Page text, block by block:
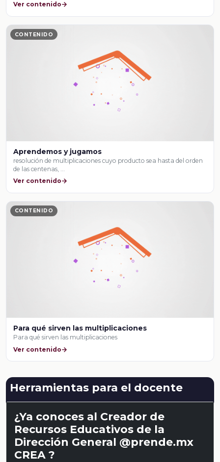
Ver contenido
CONTENIDO
Aprendemos y jugamos
resolución de multiplicaciones cuyo producto sea hasta del orden
de las centenas, …
Ver contenido
CONTENIDO
Para qué sirven las multiplicaciones
Para qué sirven las multiplicaciones
Ver contenido
Herramientas para el docente
¿Ya conoces al Creador de
Recursos Educativos de la
Dirección General @prende.mx
CREA ?